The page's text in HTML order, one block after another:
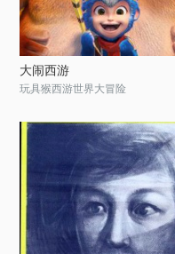
大闹西游
玩具猴西游世界大冒险